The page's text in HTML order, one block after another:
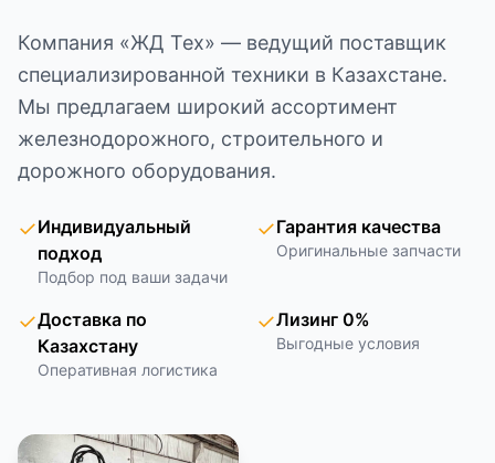
Компания «ЖД Тех» — ведущий поставщик
специализированной техники в Казахстане.
Мы предлагаем широкий ассортимент
железнодорожного, строительного и
дорожного оборудования.
✓Индивидуальный
подход
Подбор под ваши задачи
✓Гарантия качества
Оригинальные запчасти
✓Доставка по
Казахстану
Оперативная логистика
✓Лизинг 0%
Выгодные условия